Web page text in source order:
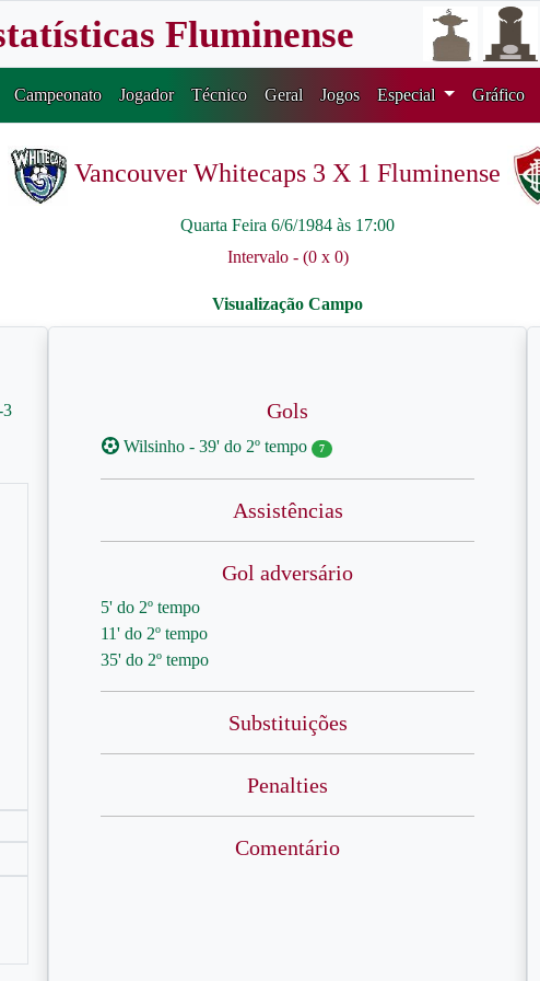
Fluminense
Campeonato Jogador Técnico Geral Jogos Especial Gráfico
Vancouver Whitecaps 3 X 1 Fluminense
Quarta Feira 6/6/1984 às 17:00
Intervalo - (0 x 0)
3 Gols
Wilsinho - 39' do 2º tempo 7
Assistências
Gol adversário
5' do 2º tempo
11' do 2º tempo
35' do 2º tempo
Substituições
Penalties
Comentário